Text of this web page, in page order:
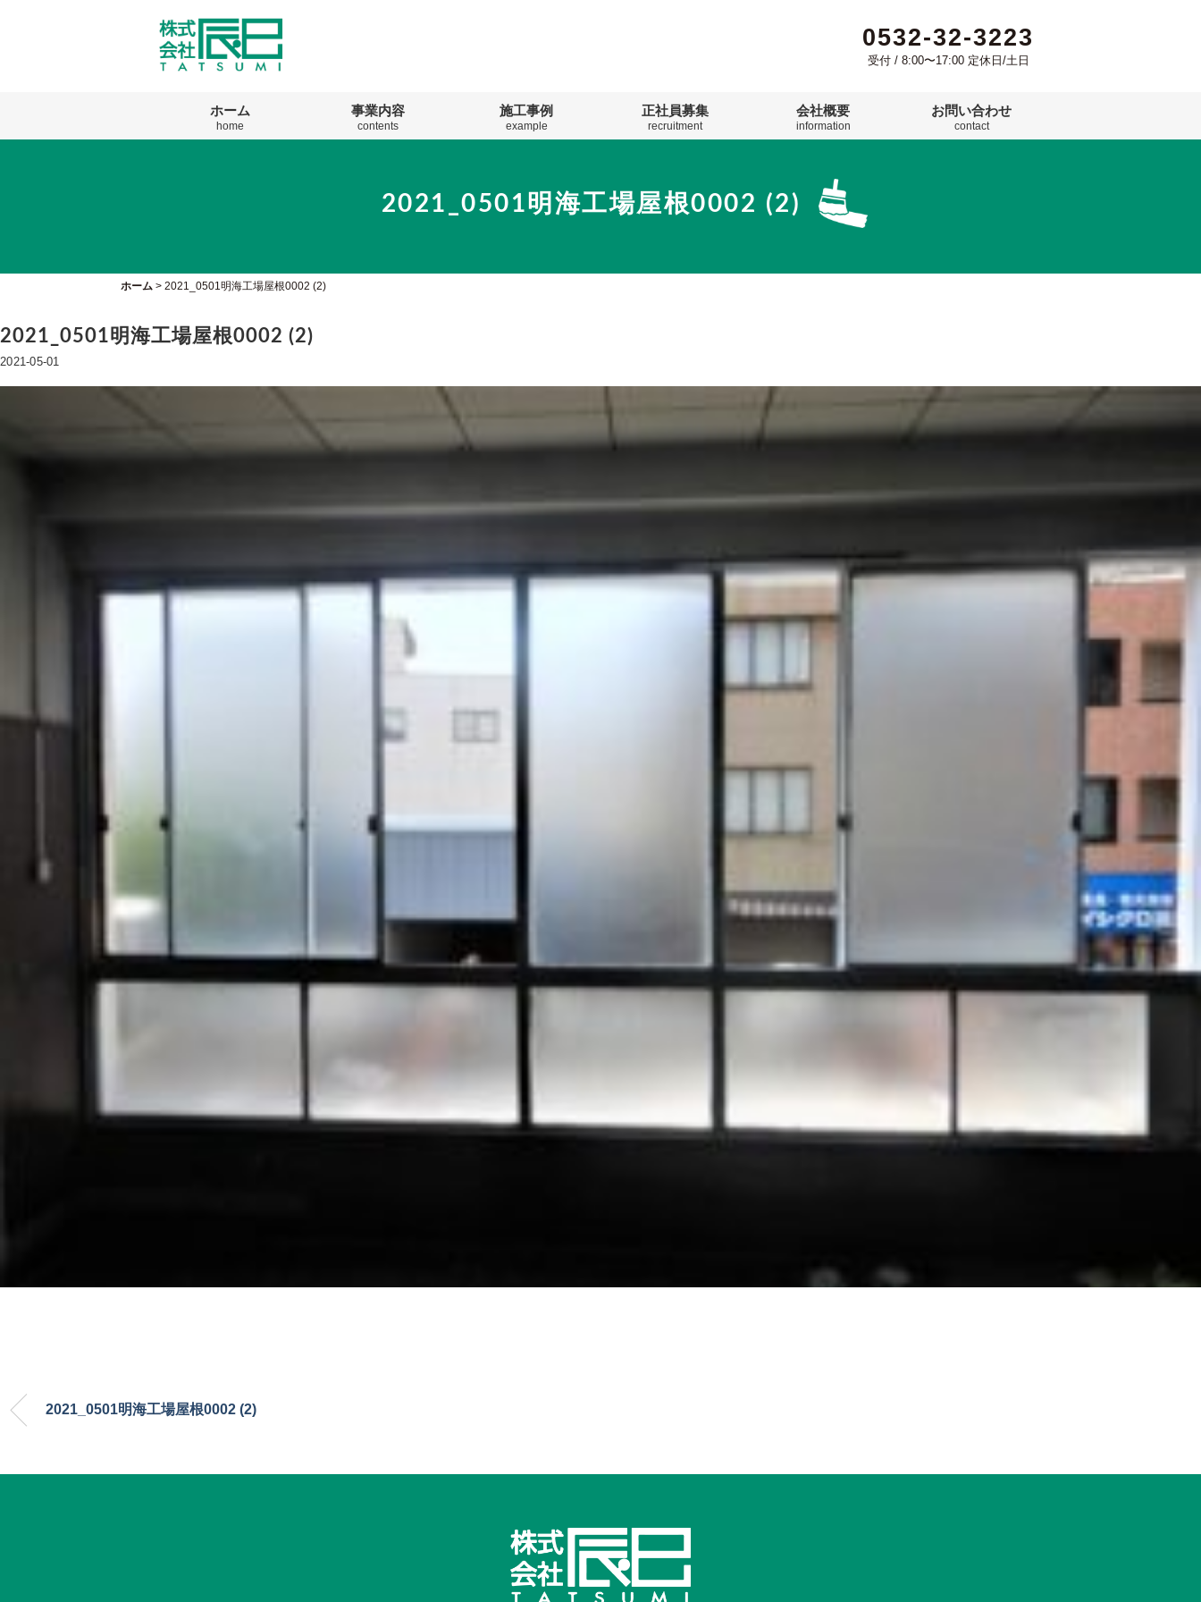
0532-32-3223
受付 / 8:00〜17:00 定休日/土日
ホーム
home
事業内容
contents
施工事例
example
正社員募集
recruitment
会社概要
information
お問い合わせ
contact
2021_0501明海工場屋根0002 (2)
ホーム> 2021_0501明海工場屋根0002 (2)
2021_0501明海工場屋根0002 (2)
2021-05-01
2021_0501明海工場屋根0002 (2)